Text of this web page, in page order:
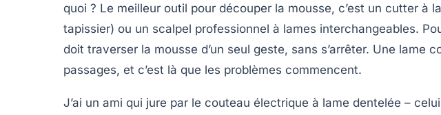
quoi ? Le meilleur outil pour découper la mousse, c’est un cutter à
tapissier) ou un scalpel professionnel à lames interchangeables.
doit traverser la mousse d’un seul geste, sans s’arrêter. Une lame
passages, et c’est là que les problèmes commencent.
J’ai un ami qui jure par le couteau électrique à lame dentelée –